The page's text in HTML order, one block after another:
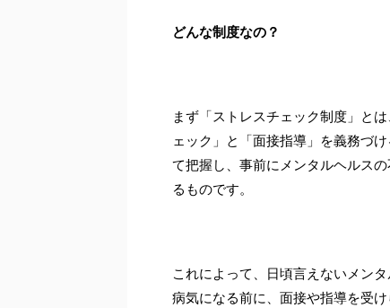
どんな制度なの？
まず「ストレスチェック制度」と
ェック」と「面接指導」を義務づ
て把握し、事前にメンタルヘルス
るものです。
これによって、日頃言えないメン
病気になる前に、面接や指導を受け